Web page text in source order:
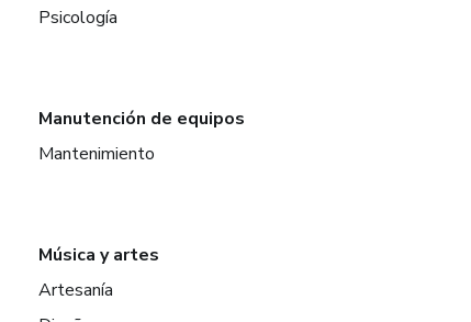
Psicología
Manutención de equipos
Mantenimiento
Música y artes
Artesanía